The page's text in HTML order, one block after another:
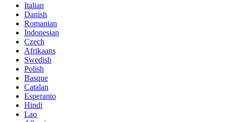
Italian
Danish
Romanian
Indonesian
Czech
Afrikaans
Swedish
Polish
Basque
Catalan
Esperanto
Hindi
Lao